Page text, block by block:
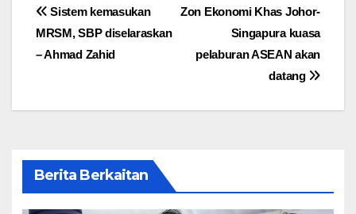
Post
navigation
Zon Ekonomi Khas Johor-
Singapura kuasa
pelaburan ASEAN akan
datang
Sistem kemasukan
MRSM, SBP diselaraskan
– Ahmad Zahid
Berita Berkaitan